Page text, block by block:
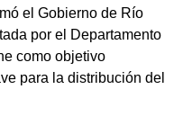
el Gobierno de Río
por el Departamento
como objetivo
para la distribución del